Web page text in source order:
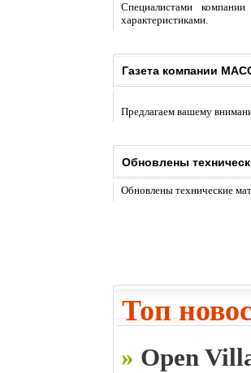
Специалистами
характеристиками.
Газета компании
Предлагаем вашему
Обновлены
Обновлены технические
Топ
» Open